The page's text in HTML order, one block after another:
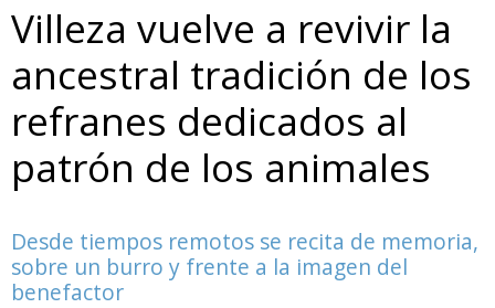
Villeza vuelve a revivir la
ancestral tradición de los
refranes dedicados al
patrón de los animales
Desde tiempos remotos se recita de memoria,
sobre un burro y frente a la imagen del
benefactor